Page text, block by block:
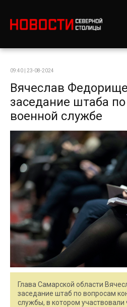
09:40 | 23-08-2024
Вячеслав
заседание штаба
военной службе
Глава Самарской области
заседание штаб по вопросам
службы, в котором участвовали